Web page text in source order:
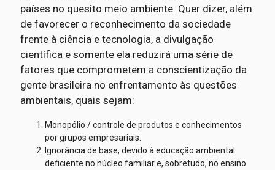
países no quesito meio ambiente. Quer dizer, além
de favorecer o reconhecimento da sociedade
frente à ciência e tecnologia, a divulgação
científica e somente ela reduzirá uma série de
fatores que comprometem a conscientização da
gente brasileira no enfrentamento às questões
ambientais, quais sejam:
Monopólio / controle de produtos e conhecimentos
por grupos empresariais.
Ignorância de base, devido à educação ambiental
deficiente no núcleo familiar e, sobretudo, no ensino